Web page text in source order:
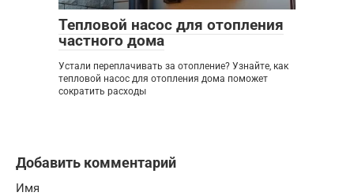
Тепловой насос для отопления
частного дома
Устали переплачивать за отопление? Узнайте, как
тепловой насос для отопления дома поможет
сократить расходы
Добавить комментарий
Имя